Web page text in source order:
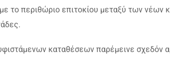
το περιθώριο επιτοκίου μεταξύ των νέων
καταθέσεων παρέμεινε σχεδόν